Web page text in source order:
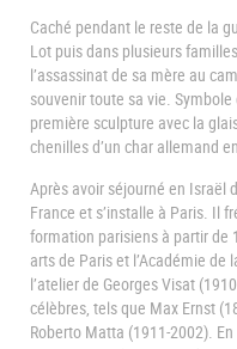
Caché pendant le reste de la
Lot puis dans plusieurs
l’assassinat de sa mère au
souvenir toute sa vie.
première sculpture avec la
chenilles d’un char allemand
Après avoir séjourné en Israël
France et s’installe à Paris. Il
formation parisiens à partir de
arts de Paris et l’Académie
l’atelier de Georges Visat
célèbres, tels que Max Ernst
Roberto Matta (1911-2002).